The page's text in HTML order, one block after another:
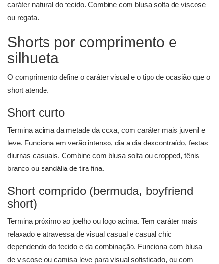
caráter natural do tecido. Combine com blusa solta de viscose
ou regata.
Shorts por comprimento e
silhueta
O comprimento define o caráter visual e o tipo de ocasião que o
short atende.
Short curto
Termina acima da metade da coxa, com caráter mais juvenil e
leve. Funciona em verão intenso, dia a dia descontraído, festas
diurnas casuais. Combine com blusa solta ou cropped, tênis
branco ou sandália de tira fina.
Short comprido (bermuda, boyfriend
short)
Termina próximo ao joelho ou logo acima. Tem caráter mais
relaxado e atravessa de visual casual e casual chic
dependendo do tecido e da combinação. Funciona com blusa
de viscose ou camisa leve para visual sofisticado, ou com